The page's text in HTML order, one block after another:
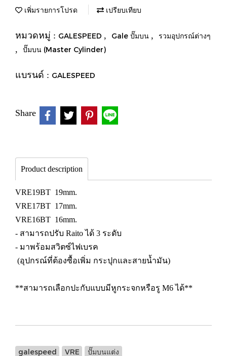
เพิ่มรายการโปรด เปรียบเทียบ
หมวดหมู่ : GALESPEED , Gale ปั๊มบน , รวมอุปกรณ์ต่างๆ
, ปั๊มบน (Master Cylinder)
แบรนด์ : GALESPEED
Share
Product description
VRE19BT 19mm.
VRE17BT 17mm.
VRE16BT 16mm.
- สามารถปรับ Raito ได้ 3 ระดับ
- มาพร้อมสวิตซ์ไฟเบรค
(อุปกรณ์ที่ต้องซื้อเพิ่ม กระปุกและสายน้ำมัน)
**สามารถเลือกปะกับแบบมีหูกระจกหรือรู M6 ได้**
galespeed VRE ปั๊มบนแต่ง